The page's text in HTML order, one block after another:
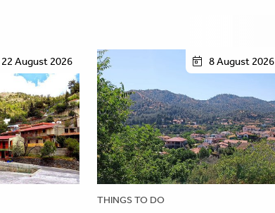
22 August 2026 8 August 2026
THINGS TO DO